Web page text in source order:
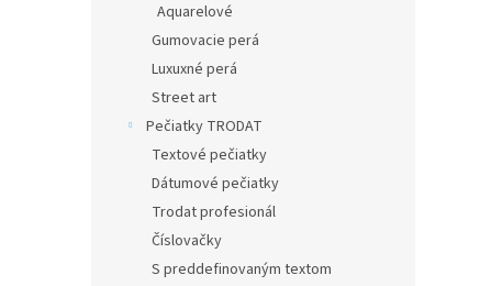
Aquarelové
Gumovacie perá
Luxuxné perá
Street art
Pečiatky TRODAT
Textové pečiatky
Dátumové pečiatky
Trodat profesionál
Číslovačky
S preddefinovaným textom